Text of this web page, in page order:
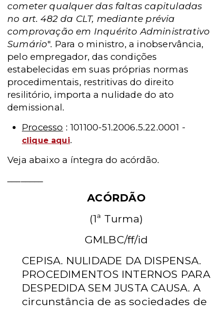
cometer qualquer das faltas capituladas
no art. 482 da CLT, mediante prévia
comprovação em Inquérito Administrativo
Sumário". Para o ministro, a inobservância,
pelo empregador, das condições
estabelecidas em suas próprias normas
procedimentais, restritivas do direito
resilitório, importa a nulidade do ato
demissional.
Processo : 101100-51.2006.5.22.0001 -
clique aqui.
Veja abaixo a íntegra do acórdão.
ACÓRDÃO
(1ª Turma)
GMLBC/ff/id
CEPISA. NULIDADE DA DISPENSA.
PROCEDIMENTOS INTERNOS PARA
DESPEDIDA SEM JUSTA CAUSA. A
circunstância de as sociedades de